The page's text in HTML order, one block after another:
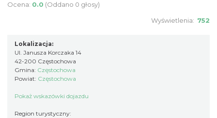
Ocena: 0.0 (Oddano 0 głosy)
Wyświetlenia: 752
Lokalizacja:
Ul. Janusza Korczaka 14
42-200 Częstochowa
Gmina: Częstochowa
Powiat: Częstochowa
Pokaż wskazówki dojazdu
Region turystyczny: